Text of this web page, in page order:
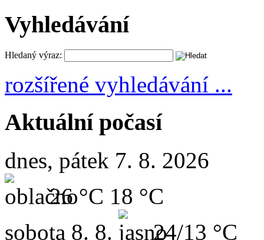
Vyhledávání
Hledaný výraz:
rozšířené vyhledávání ...
Aktuální počasí
dnes, pátek 7. 8. 2026
26 °C 18 °C
sobota 8. 8.
24/13 °C